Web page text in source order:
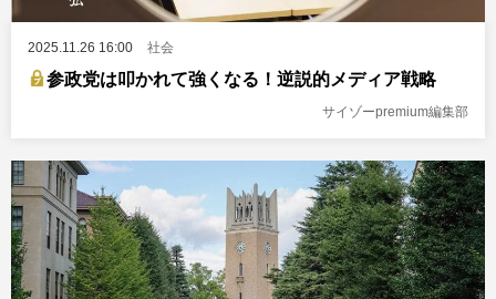
2025.11.26 16:00 社会
参政党は叩かれて強くなる！逆説的メディア戦略
サイゾーpremium編集部